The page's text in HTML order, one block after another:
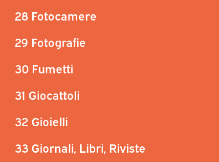
28 Fotocamere
29 Fotografie
30 Fumetti
31 Giocattoli
32 Gioielli
33 Giornali, Libri, Riviste